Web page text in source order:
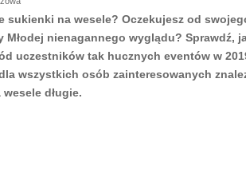
sukienki na wesele? Oczekujesz od
Młodej nienagannego wyglądu? Sprawdź,
uczestników tak hucznych eventów w
wszystkich osób zainteresowanych
długie.